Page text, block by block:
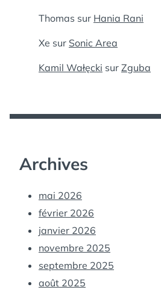
Thomas sur Hania Rani
Xe sur Sonic Area
Kamil Wałęcki sur Zguba
Archives
mai 2026
février 2026
janvier 2026
novembre 2025
septembre 2025
août 2025